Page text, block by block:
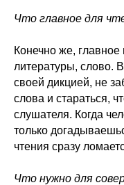
Что главное для
Конечно же,
литературы, слово.
своей дикцией, не
слова и стараться,
слушателя. Когда
только
чтения сразу
Что нужно для